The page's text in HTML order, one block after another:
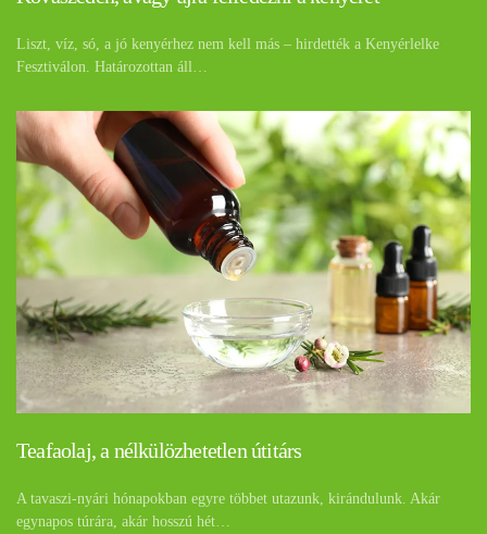
Liszt, víz, só, a jó kenyérhez nem kell más – hirdették a Kenyérlelke
Fesztiválon. Határozottan áll…
Teafaolaj, a nélkülözhetetlen útitárs
A tavaszi-nyári hónapokban egyre többet utazunk, kirándulunk. Akár
egynapos túrára, akár hosszú hét…